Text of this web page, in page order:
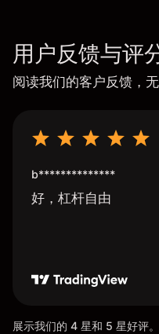
用户反馈与评
阅读我们的客户反馈，
b**************
好，杠杆自由
展示我们的 4 星和 5 星好评